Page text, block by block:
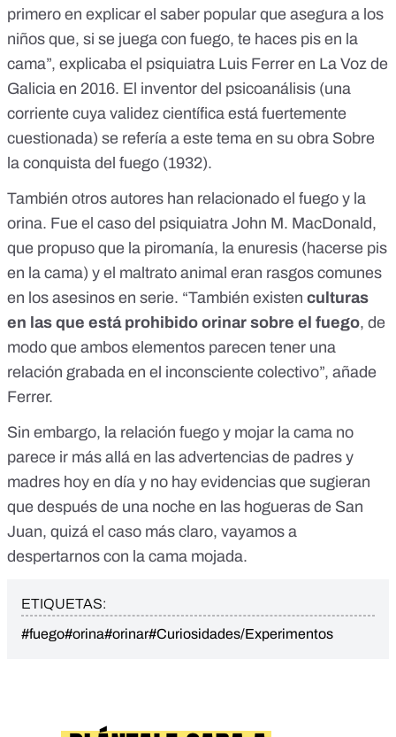
primero en explicar el saber popular que asegura a los
niños que, si se juega con fuego, te haces pis en la
cama”, explicaba el psiquiatra Luis Ferrer en La Voz de
Galicia en 2016. El inventor del psicoanálisis (una
corriente cuya validez científica está fuertemente
cuestionada) se refería a este tema en su obra Sobre
la conquista del fuego (1932).
También otros autores han relacionado el fuego y la
orina. Fue el caso del psiquiatra John M. MacDonald,
que propuso que la piromanía, la enuresis (hacerse pis
en la cama) y el maltrato animal eran rasgos comunes
en los asesinos en serie. “También existen culturas
en las que está prohibido orinar sobre el fuego, de
modo que ambos elementos parecen tener una
relación grabada en el inconsciente colectivo”, añade
Ferrer.
Sin embargo, la relación fuego y mojar la cama no
parece ir más allá en las advertencias de padres y
madres hoy en día y no hay evidencias que sugieran
que después de una noche en las hogueras de San
Juan, quizá el caso más claro, vayamos a
despertarnos con la cama mojada.
ETIQUETAS:
#fuego#orina#orinar#Curiosidades/Experimentos